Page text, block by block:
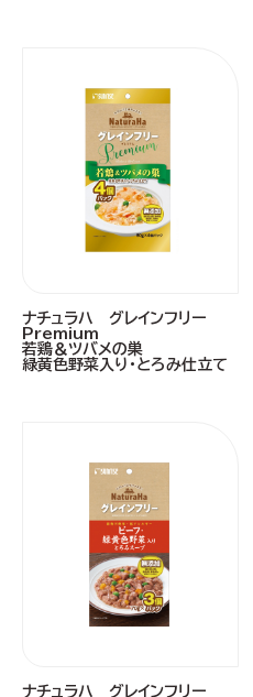
ナチュラハ グレインフリー
Premium
若鶏＆ツバメの巣
緑黄色野菜入り・とろみ仕立て
ナチュラハ グレインフリー